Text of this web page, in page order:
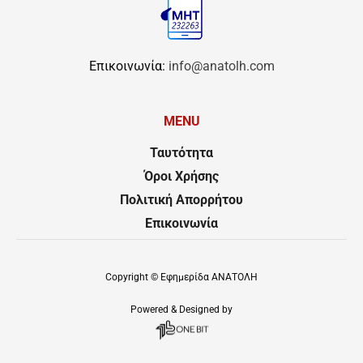
Επικοινωνία: info@anatolh.com
MENU
Ταυτότητα
Όροι Χρήσης
Πολιτική Απορρήτου
Επικοινωνία
Copyright © Εφημερίδα ΑΝΑΤΟΛΗ
Powered & Designed by